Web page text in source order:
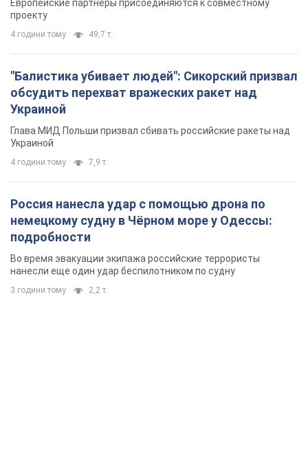
Европейские партнеры присоединяются к совместному
проекту
4 години тому 49,7 т.
"Балистика убивает людей": Сикорский призвал
обсудить перехват вражеских ракет над
Украиной
Глава МИД Польши призвал сбивать российские ракеты над
Украиной
4 години тому 7,9 т.
Россия нанесла удар с помощью дрона по
немецкому судну в Чёрном море у Одессы:
подробности
Во время эвакуации экипажа российские террористы
нанесли еще один удар беспилотником по судну
3 години тому 2,2 т.